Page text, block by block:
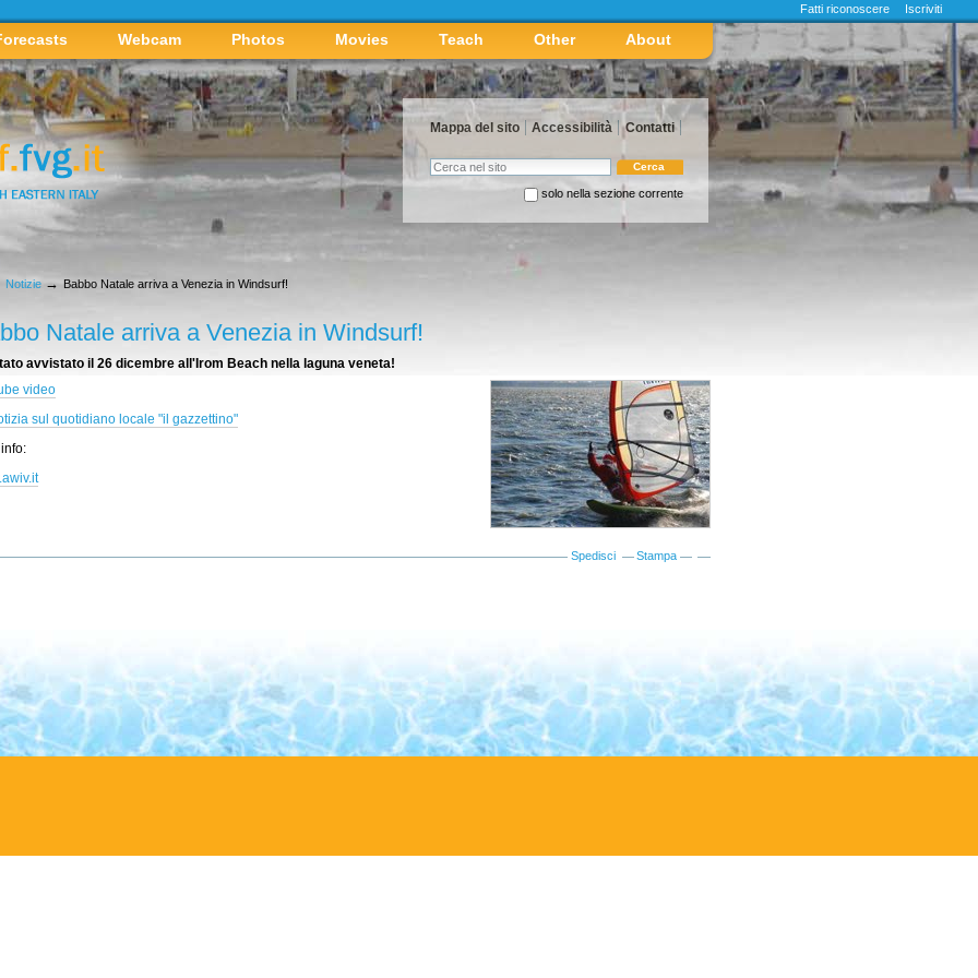
Fatti riconoscere
Iscriviti
Webcam Photos Movies Teach Other About
Mappa del sito Accessibilità Contatti
Cerca nel sito
solo nella sezione corrente
Notizie → Babbo Natale arriva a Venezia in Windsurf!
Natale arriva a Venezia in Windsurf!
avvistato il 26 dicembre all'Irom Beach nella laguna veneta!
video
sul quotidiano locale "il gazzettino"
Spedisci Stampa